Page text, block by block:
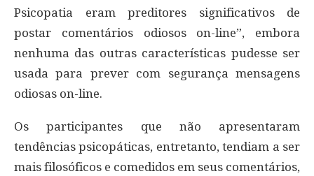
Psicopatia eram preditores significativos de
postar comentários odiosos on-line”, embora
nenhuma das outras características pudesse ser
usada para prever com segurança mensagens
odiosas on-line.
Os participantes que não apresentaram
tendências psicopáticas, entretanto, tendiam a ser
mais filosóficos e comedidos em seus comentários,